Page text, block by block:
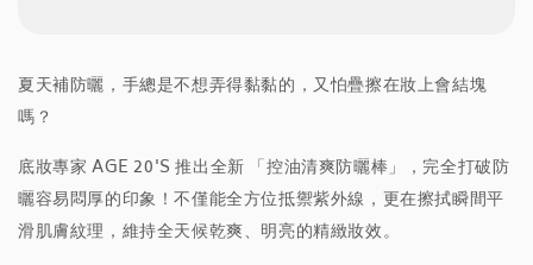
夏天補防曬，手總是不想弄得黏黏的，又怕疊擦在妝上會結塊
嗎？
底妝專家 AGE 20'S 推出全新 「控油清爽防曬棒」，完全打破防
曬容易悶厚的印象！不僅能全方位抵禦紫外線，更在擦拭瞬間平
滑肌膚紋理，維持全天候乾爽、明亮的精緻妝效。